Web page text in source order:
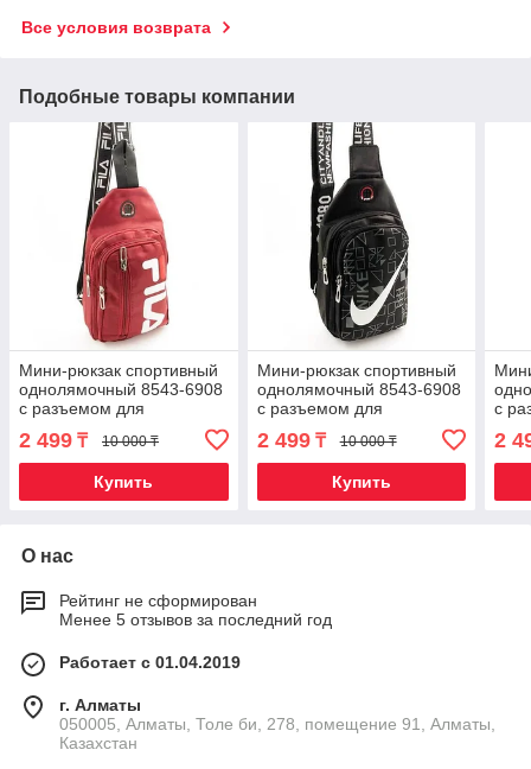
Все условия возврата
Подобные товары компании
Мини-рюкзак спортивный
однолямочный 8543-6908
с разъемом для
наушников (FILA)
2 499 ₸ 10 000 ₸
Купить
Мини-рюкзак спортивный
однолямочный 8543-6908
с разъемом для
наушников (Nike)
2 499₸ 10 000 ₸
Купить
с
2
О нас
Рейтинг не сформирован
Менее 5 отзывов за последний год
Работает с 01.04.2019
г. Алматы
050005, Алматы, Толе би, 278, помещение 91, Алматы,
Казахстан